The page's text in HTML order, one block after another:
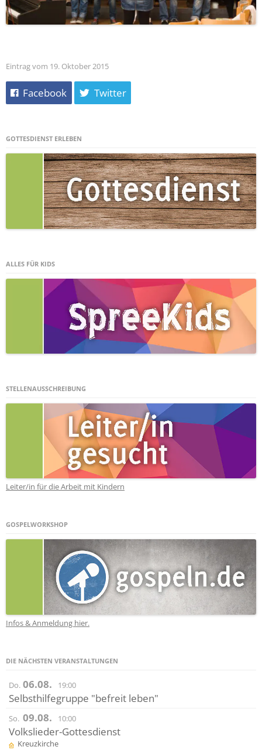
Eintrag vom 19. Oktober 2015
Facebook Twitter
GOTTESDIENST ERLEBEN
ALLES FÜR KIDS
STELLENAUSSCHREIBUNG
Leiter/in für die Arbeit mit Kindern
GOSPELWORKSHOP
Infos & Anmeldung hier.
DIE NÄCHSTEN VERANSTALTUNGEN
Do. 06.08. 19:00
Selbsthilfegruppe "befreit leben"
So. 09.08. 10:00
Volkslieder-Gottesdienst
Kreuzkirche